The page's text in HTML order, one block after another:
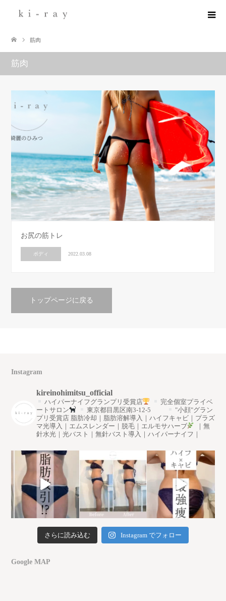
筋肉
筋肉
お尻の筋トレ
ボディ 2022.03.08
トップページに戻る
Instagram
kireinohimitsu_official
ハイパーナイフグランプリ受賞店
完全個室プライベ
ートサロン
東京都目黒区南3-12-5
"小顔"グラン
プリ受賞店 脂肪冷却｜脂肪溶解導入｜ハイフキャビ｜プラズ
マ光導入｜エムスレンダー｜脱毛｜エルモサハーブ
｜無
針水光｜光バスト｜無針バスト導入｜ハイパーナイフ｜
さらに読み込む Instagram でフォロー
Google MAP